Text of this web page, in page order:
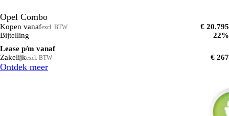
Opel Combo
Kopen vanafexcl. BTW
€ 20.795
Bijtelling
22%
Lease p/m vanaf
Zakelijkexcl. BTW € 267
Ontdek meer